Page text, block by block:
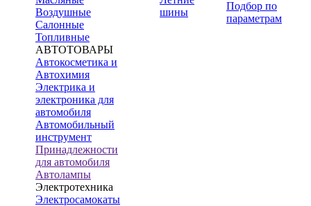
Воздушные
Салонные
Топливные
АВТОТОВАРЫ
Автокосметика и
Автохимия
Электрика и
электроника для
автомобиля
Автомобильный
инструмент
Принадлежности
для автомобиля
Автолампы
Электротехника
Электросамокаты
шины
Подбор по
параметрам